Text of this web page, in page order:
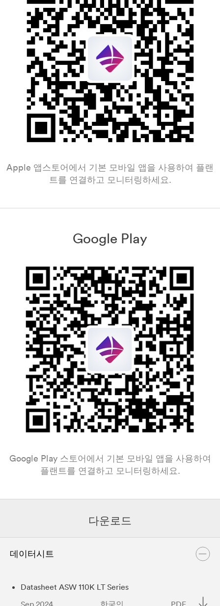
Apple 앱스토어에서 기본 모바일 앱을 사용하여 플랜
트를 연결하고 모니터링하세요.
Google Play
Google Play 스토어에서 기본 모바일 앱을 사용하여
플랜트를 연결하고 모니터링하세요.
다운로드
데이터시트
Datasheet ASW 110K LT Series
Sep 2024
한국인 PDF